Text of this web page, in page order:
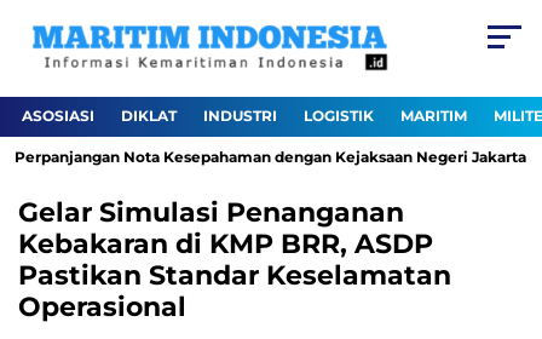
ASOSIASI DIKLAT INDUSTRI LOGISTIK MARITIM
Nota Kesepahaman dengan Kejaksaan Negeri Jakarta
Gelar Simulasi Penanganan
Kebakaran di KMP BRR, ASDP
Pastikan Standar Keselamatan
Operasional